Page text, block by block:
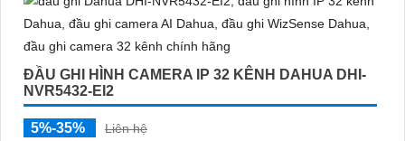
ĐẦU GHI HÌNH CAMERA IP 32 KÊNH DAHUA DHI-
NVR5432-EI2
5%-35%
Liên hệ